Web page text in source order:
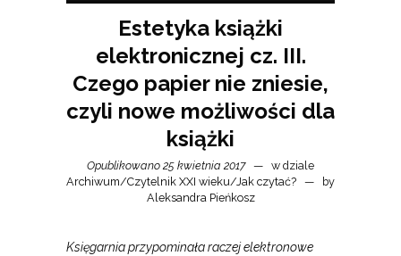
Estetyka książki
elektronicznej cz. III.
Czego papier nie zniesie,
czyli nowe możliwości dla
książki
Opublikowano 25 kwietnia 2017
w dziale
Archiwum/Czytelnik XXI wieku/Jak czytać?
by
Aleksandra Pieńkosz
Księgarnia przypominała raczej elektronowe